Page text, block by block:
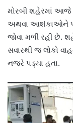
મોરબી શહેરમાં
અથવા આશંકાઓને
જોવા મળી રહી છે.
સવારથી જ લોકો
નજરે પડ્યા હતા.